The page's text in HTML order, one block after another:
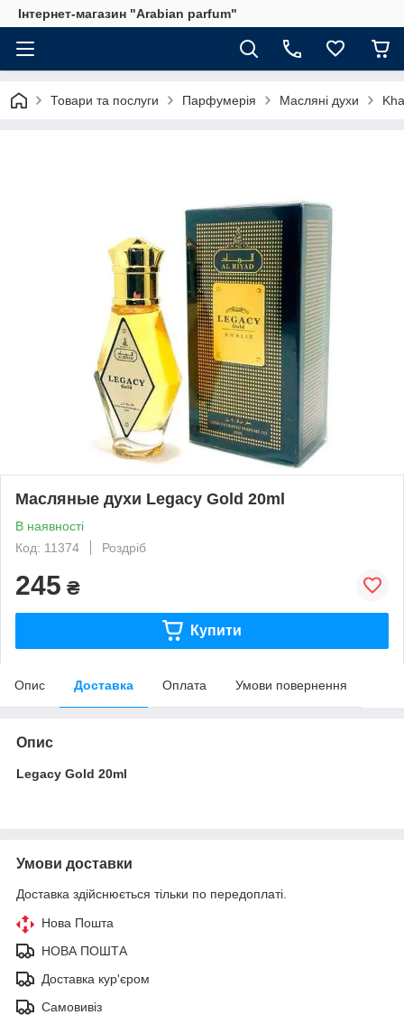
Інтернет-магазин "Arabian parfum"
Товари та послуги Парфумерія Масляні духи
Масляные духи Legacy Gold 20ml
В наявності
Код: 11374
Роздріб
245 ₴
Купити
Опис Доставка Оплата Умови повернення
Опис
Legacy Gold 20ml
Умови доставки
Доставка здійснюється тільки по передоплаті.
Нова Пошта
НОВА ПОШТА
Доставка кур'єром
Самовивіз